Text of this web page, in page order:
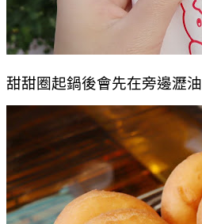
甜甜圈起鍋後會先在旁邊瀝油